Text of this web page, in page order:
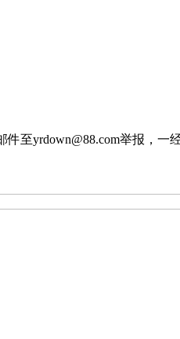
至yrdown@88.com举报，一